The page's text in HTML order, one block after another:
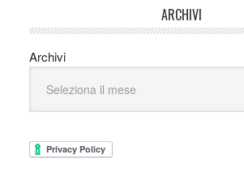
ARCHIVI
Archivi